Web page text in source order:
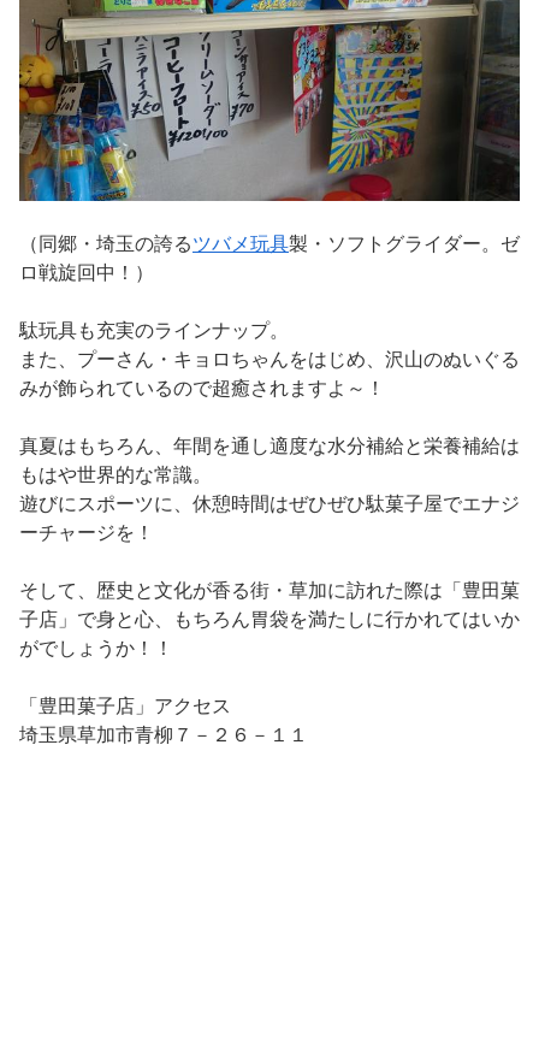
（同郷・埼玉の誇るツバメ玩具製・ソフトグライダー。ゼ
ロ戦旋回中！）
駄玩具も充実のラインナップ。
また、プーさん・キョロちゃんをはじめ、沢山のぬいぐる
みが飾られているので超癒されますよ～！
真夏はもちろん、年間を通し適度な水分補給と栄養補給は
もはや世界的な常識。
遊びにスポーツに、休憩時間はぜひぜひ駄菓子屋でエナジ
ーチャージを！
そして、歴史と文化が香る街・草加に訪れた際は「豊田菓
子店」で身と心、もちろん胃袋を満たしに行かれてはいか
がでしょうか！！
「豊田菓子店」アクセス
埼玉県草加市青柳７－２６－１１